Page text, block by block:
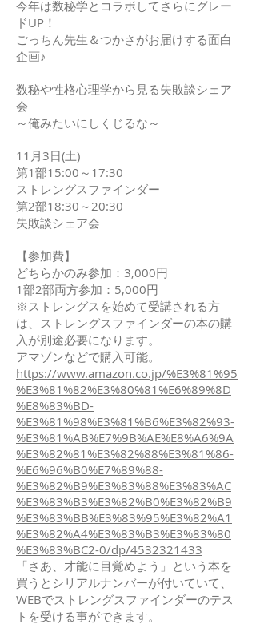
今年は数秘学とコラボしてさらにグレー
ドUP！
ごっちん先生＆つかさがお届けする面白
企画♪
数秘や性格心理学から見る失敗談シェア
会
～俺みたいにしくじるな～
11月3日(土)
第1部15:00～17:30
ストレングスファインダー
第2部18:30～20:30
失敗談シェア会
【参加費】
どちらかのみ参加：3,000円
1部2部両方参加：5,000円
※ストレングスを始めて受講される方
は、ストレングスファインダーの本の購
入が別途必要になります。
アマゾンなどで購入可能。
https://www.amazon.co.jp/%E3%81%95
%E3%81%82%E3%80%81%E6%89%8D
%E8%83%BD-
%E3%81%98%E3%81%B6%E3%82%93-
%E3%81%AB%E7%9B%AE%E8%A6%9A
%E3%82%81%E3%82%88%E3%81%86-
%E6%96%B0%E7%89%88-
%E3%82%B9%E3%83%88%E3%83%AC
%E3%83%B3%E3%82%B0%E3%82%B9
%E3%83%BB%E3%83%95%E3%82%A1
%E3%82%A4%E3%83%B3%E3%83%80
%E3%83%BC2-0/dp/4532321433
「さあ、才能に目覚めよう」という本を
買うとシリアルナンバーが付いていて、
WEBでストレングスファインダーのテス
トを受ける事ができます。